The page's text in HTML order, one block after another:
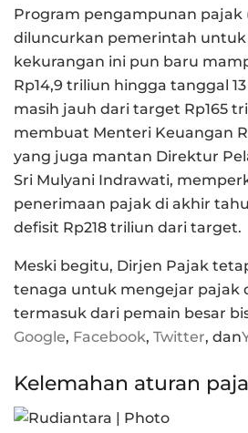
Program pengampunan pajak
diluncurkan pemerintah
kekurangan ini pun baru
Rp14,9 triliun hingga tanggal
masih jauh dari target Rp165
membuat Menteri Keuangan
yang juga mantan Direktur
Sri Mulyani Indrawati,
penerimaan pajak di akhir
defisit Rp218 triliun dari target.
Meski begitu, Dirjen Pajak
tenaga untuk mengejar pajak
termasuk dari pemain besar
Google, Facebook, Twitter, dan
Kelemahan aturan